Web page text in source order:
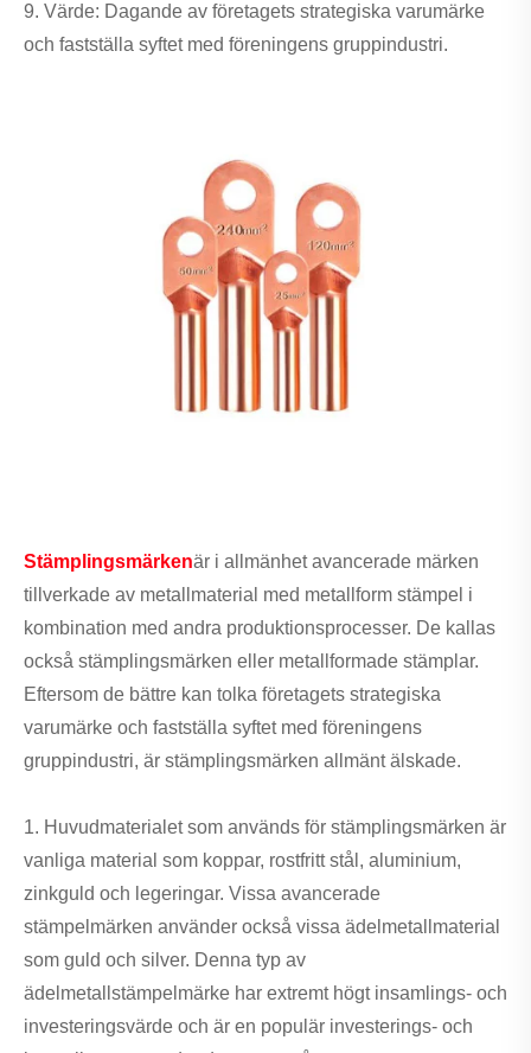
9. Värde: Dagande av företagets strategiska varumärke
och fastställa syftet med föreningens gruppindustri.
Stämplingsmärkenär i allmänhet avancerade märken
tillverkade av metallmaterial med metallform stämpel i
kombination med andra produktionsprocesser. De kallas
också stämplingsmärken eller metallformade stämplar.
Eftersom de bättre kan tolka företagets strategiska
varumärke och fastställa syftet med föreningens
gruppindustri, är stämplingsmärken allmänt älskade.
1. Huvudmaterialet som används för stämplingsmärken är
vanliga material som koppar, rostfritt stål, aluminium,
zinkguld och legeringar. Vissa avancerade
stämpelmärken använder också vissa ädelmetallmaterial
som guld och silver. Denna typ av
ädelmetallstämpelmärke har extremt högt insamlings- och
investeringsvärde och är en populär investerings- och